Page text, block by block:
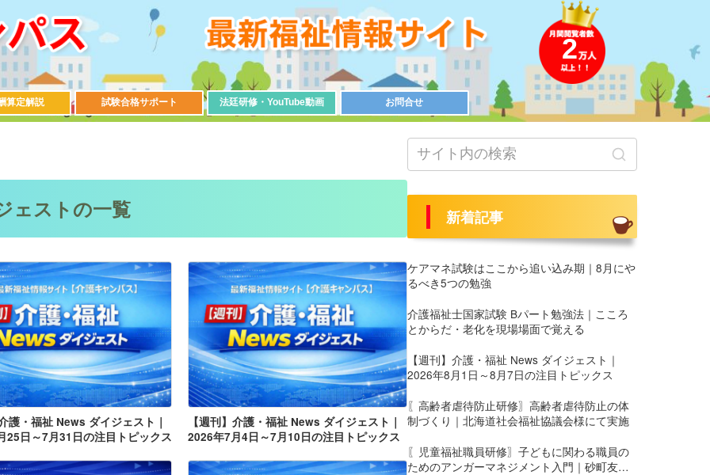
2
算定解説 試験合格サポート 法廷研修・YouTube動画 お問合せ
ェストの一覧
護・福祉 News ダイジェスト｜
25日～7月31日の注目トピックス
【週刊】介護・福祉 News ダイジェスト｜
2026年7月4日～7月10日の注目トピックス
新着記事
ケアマネ試験はここから追い込み期｜8月にや
るべき5つの勉強
介護福祉士国家試験 Bパート勉強法｜こころ
とからだ・老化を現場場面で覚える
【週刊】介護・福祉 News ダイジェスト｜
2026年8月1日～8月7日の注目トピックス
〖高齢者虐待防止研修〗高齢者虐待防止の体
制づくり｜北海道社会福祉協議会様にて実施
〖児童福祉職員研修〗子どもに関わる職員の
ためのアンガーマネジメント入門｜砂町友愛